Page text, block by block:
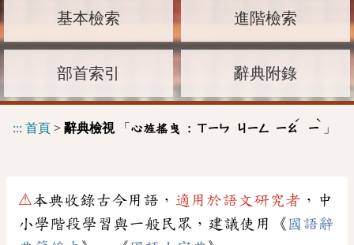
基本檢索 進階檢索
部首索引 辭典附錄
::: 首頁 > 辭典檢視「 心旌搖曳 : ㄒㄧㄣ ㄐㄧㄥ ㄧㄠ
ˊ
ㄧ
ˋ
」
⚠本典收錄古今用語， 適用於語文研究者 ，中
小學階段學習與一般民眾，建議使用《 國語辭